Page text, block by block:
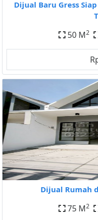
Dijual Baru Gress
50 M2
Dijual Rumah
75 M2